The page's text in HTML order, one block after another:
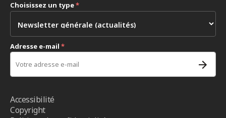
Choisissez un type*
Adresse e-mail *
Accessibilité
Copyright